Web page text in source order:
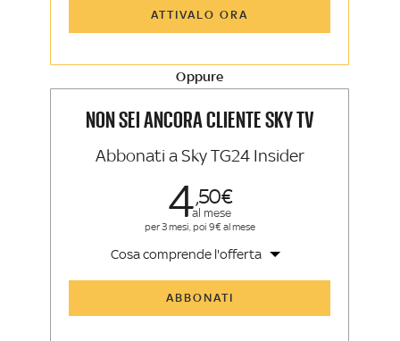
Sky Sport Insider
La newsletter esclusiva di Sky TG24
ATTIVALO ORA
Oppure
NON SEI ANCORA CLIENTE SKY TV
Abbonati a Sky TG24 Insider
450
al mese
per 3 mesi, poi 9€ al mese
Cosa comprende l'offerta
ABBONATI